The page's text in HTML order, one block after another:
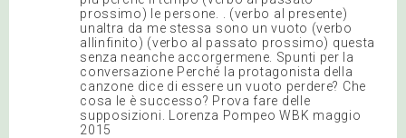
prossimo) le persone. . (verbo al presente)
unaltra da me stessa sono un vuoto (verbo
allinfinito) (verbo al passato prossimo) questa
senza neanche accorgermene. Spunti per la
conversazione Perché la protagonista della
canzone dice di essere un vuoto perdere? Che
cosa le è successo? Prova fare delle
supposizioni. Lorenza Pompeo WBK maggio
2015